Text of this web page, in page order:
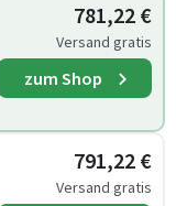
781,22 €
Versand gratis
zum Shop
791,22 €
Versand gratis